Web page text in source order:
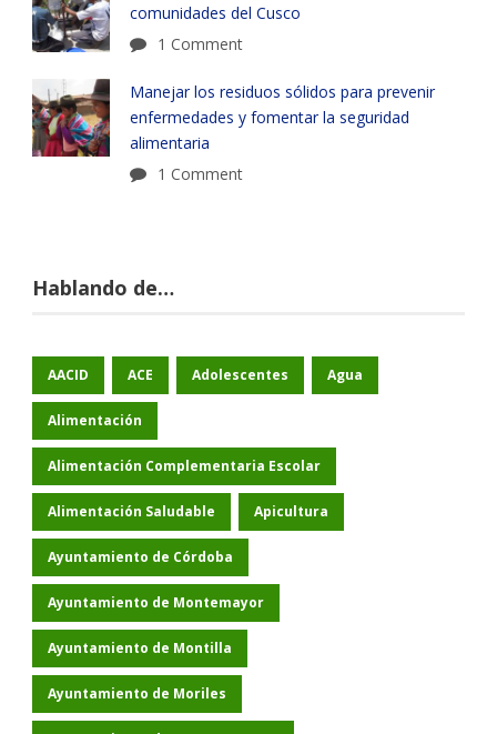
comunidades del Cusco
1 Comment
Manejar los residuos sólidos para prevenir
enfermedades y fomentar la seguridad
alimentaria
1 Comment
Hablando de…
AACID ACE Adolescentes Agua
Alimentación
Alimentación Complementaria Escolar
Alimentación Saludable Apicultura
Ayuntamiento de Córdoba
Ayuntamiento de Montemayor
Ayuntamiento de Montilla
Ayuntamiento de Moriles